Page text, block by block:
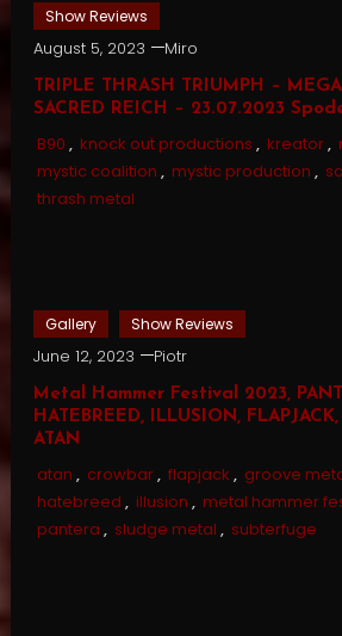
Show Reviews
August 5, 2023 Miro
TRIPLE THRASH TRIUMPH –
SACRED REICH – 23.07.2023
B90 , knock out productions , kreator,
mystic coalition , mystic production ,
thrash metal
Gallery Show Reviews
June 12, 2023 Piotr
Metal Hammer Festival 2023,
HATEBREED, ILLUSION,
ATAN
atan , crowbar, flapjack , groove
hatebreed , illusion , metal hammer
pantera , sludge metal , subterfuge